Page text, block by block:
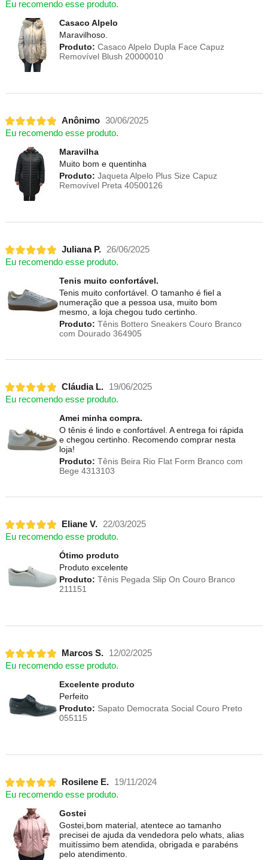
Eu recomendo esse produto.
Casaco Alpelo
Maravilhoso.
Produto: Casaco Alpelo Dupla Face Capuz
Removível Blush 20000010
Anônimo 30/06/2025
Eu recomendo esse produto.
Maravilha
Muito bom e quentinha
Produto: Jaqueta Alpelo Plus Size Capuz
Removível Preta 40500126
Juliana P.
26/06/2025
Eu recomendo esse produto.
Tenis muito confortável.
Tenis muito confortável. O tamanho é fiel a
numeração que a pessoa usa, muito bom
mesmo, a loja chegou tudo certinho.
Produto: Tênis Bottero Sneakers Couro Branco
com Dourado 364905
Cláudia L.
19/06/2025
Eu recomendo esse produto.
Amei minha compra.
O tênis é lindo e confortável. A entrega foi rápida
e chegou certinho. Recomendo comprar nesta
loja!
Produto: Tênis Beira Rio Flat Form Branco com
Bege 4313103
Eliane V.
22/03/2025
Eu recomendo esse produto.
Ótimo produto
Produto excelente
Produto: Tênis Pegada Slip On Couro Branco
211151
Marcos S.
12/02/2025
Eu recomendo esse produto.
Excelente produto
Perfeito
Produto: Sapato Democrata Social Couro Preto
055115
Rosilene E.
19/11/2024
Eu recomendo esse produto.
Gostei
Gostei,bom material, atentece ao tamanho
precisei de ajuda da vendedora pelo whats, alias
muitíssimo bem atendida, obrigada e parabéns
pelo atendimento.